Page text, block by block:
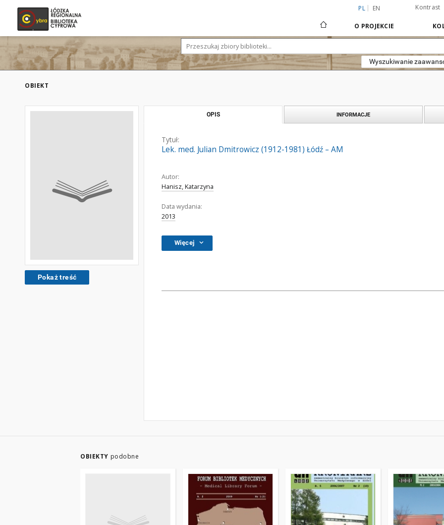
PL EN Kontrast
O PROJEKCIE
Wyszukiwanie
OBIEKT
Pokaż treść
OPIS INFORMACJE
Tytuł:
Lek. med. Julian Dmitrowicz (1912-1981) Łódź – AM
Autor:
Hanisz, Katarzyna
Data wydania:
2013
Więcej
OBIEKTY podobne